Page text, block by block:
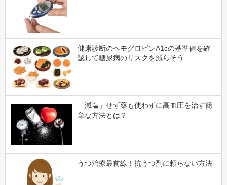
健康診断のヘモグロビンA1cの基準値を確
認して糖尿病のリスクを減らそう
「減塩」せず薬も使わずに高血圧を治す簡
単な方法とは？
うつ治療最前線！抗うつ剤に頼らない方法